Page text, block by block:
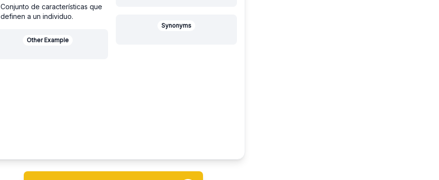
Conjunto de características que
definen a un individuo.
Other Example
Synonyms